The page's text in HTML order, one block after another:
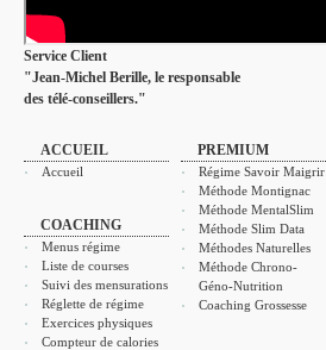
Service Client
"Jean-Michel Berille, le responsable
des télé-conseillers."
ACCUEIL
Accueil
COACHING
Menus régime
Liste de courses
Suivi des mensurations
Réglette de régime
Exercices physiques
Compteur de calories
PREMIUM
Régime Savoir Maigrir
Méthode Montignac
Méthode MentalSlim
Méthode Slim Data
Méthodes Naturelles
Méthode Chrono-
Géno-Nutrition
Coaching Grossesse